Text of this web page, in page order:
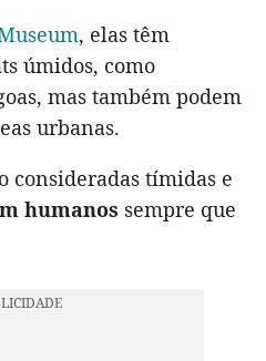
, elas têm
úmidos, como
mas também podem
urbanas.
consideradas tímidas e
humanos sempre que